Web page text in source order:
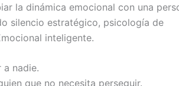
la dinámica emocional con una
silencio estratégico, psicología de
inteligente.
a nadie.
que no necesita perseguir.